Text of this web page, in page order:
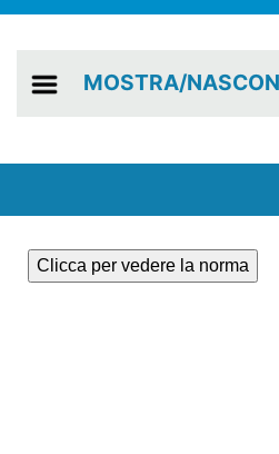
MOSTRA/
Clicca per vedere la norma